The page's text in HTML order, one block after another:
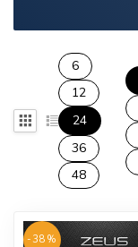
6
12
24
36
48
-38%